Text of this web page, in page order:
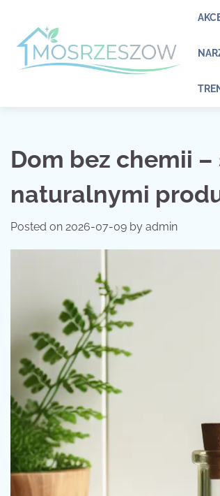
content
Dom bez chemii
naturalnymi
Posted on 2026-07-09 by admin